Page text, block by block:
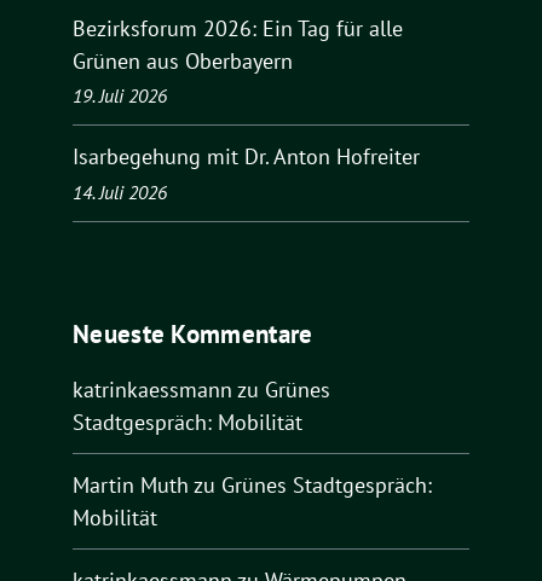
Bezirksforum 2026: Ein Tag für alle
Grünen aus Oberbayern
19. Juli 2026
Isarbegehung mit Dr. Anton Hofreiter
14. Juli 2026
Neueste Kommentare
katrinkaessmann zu Grünes
Stadtgespräch: Mobilität
Martin Muth zu Grünes Stadtgespräch:
Mobilität